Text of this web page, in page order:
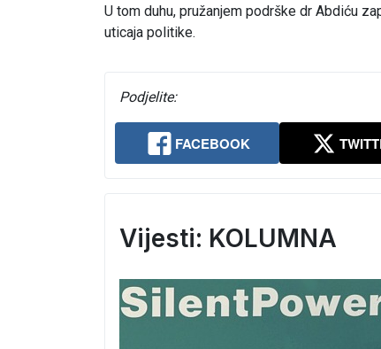
U tom duhu, pružanjem podrške dr Abdiću
uticaja politike.
Podjelite:
FACEBOOK
Vijesti: KOLUMNA